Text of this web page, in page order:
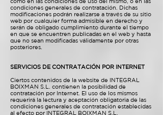
condiciones generales de contratación. Dichas
modificaciones podrán realizarse a través de su sitio
web por cualquier forma admisible en derecho y
serán de obligado cumplimiento durante el tiempo
en que se encuentren publicadas en el web y hasta
que no sean modificadas válidamente por otras
posteriores.
SERVICIOS DE CONTRATACIÓN POR INTERNET
Ciertos contenidos de la website de INTEGRAL
BOIXMAN S.L. contienen la posibilidad de
contratación por Internet. El uso de los mismos
requerirá la lectura y aceptación obligatoria de las
condiciones generales de contratación establecidas
al efecto por INTEGRAL BOIXMAN S.L.